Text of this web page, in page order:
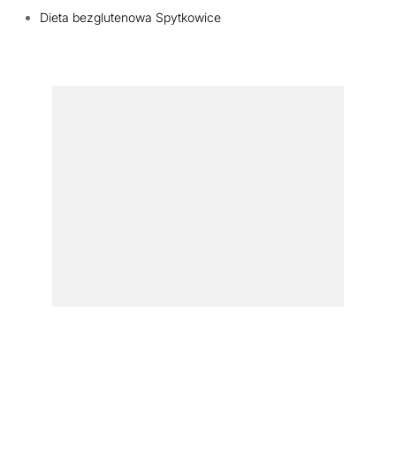
Dieta bezglutenowa Spytkowice